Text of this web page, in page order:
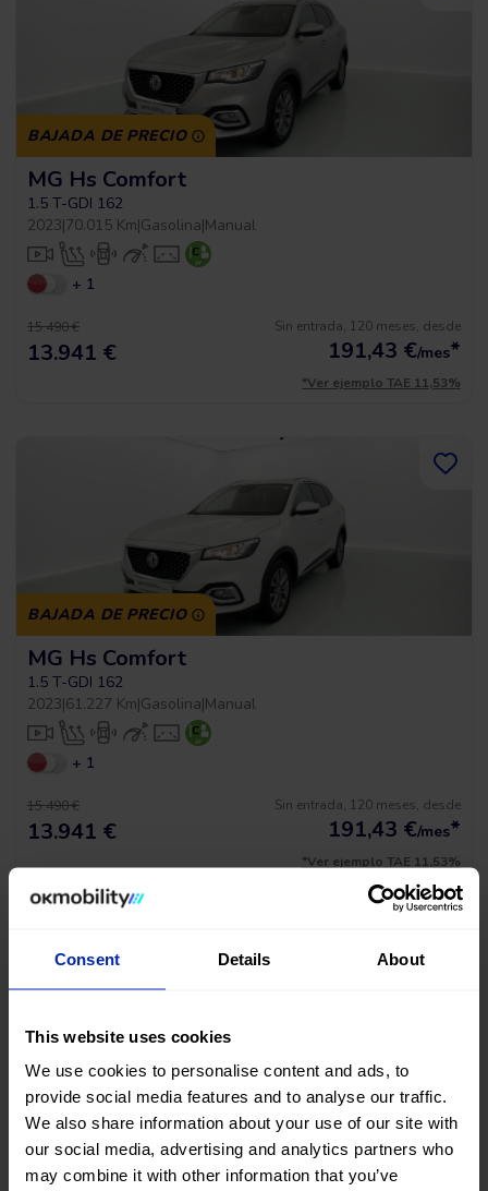
Consent Details About
This website uses cookies
We use cookies to personalise content and ads, to
provide social media features and to analyse our traffic.
We also share information about your use of our site with
our social media, advertising and analytics partners who
may combine it with other information that you’ve
BAJADA DE PRECIO
MG Hs Comfort
1.5 T-GDI 162
2023|70.015 Km|Gasolina|Manual
+ 1
15.490 €
13.941 €
Sin entrada, 120 meses, desde
191,43 €/mes*
*Ver ejemplo TAE 11,53%
BAJADA DE PRECIO
MG Hs Comfort
1.5 T-GDI 162
2023|61.227 Km|Gasolina|Manual
+ 1
15.490 €
13.941 €
Sin entrada, 120 meses, desde
191,43 €/mes*
*Ver ejemplo TAE 11,53%
BAJADA DE PRECIO
MG Hs Comfort
1.5 T-GDI 162
2023 |54.157 Km|Gasolina|Manual